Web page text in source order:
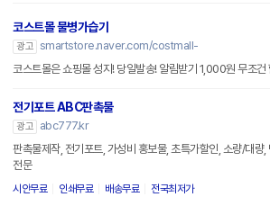
코스트몰 물병가습기
광고 smartstore.naver.com/costmall-
코스트몰은 쇼핑몰 성지! 당일발송! 알림받기 1,000원 무조건
전기포트 ABC판촉물
광고
abc777.kr
판촉물제작, 전기포트, 가성비 홍보물, 초특가할인, 소량/대량,
전문
시안무료 인쇄무료 배송무료 전국최저가